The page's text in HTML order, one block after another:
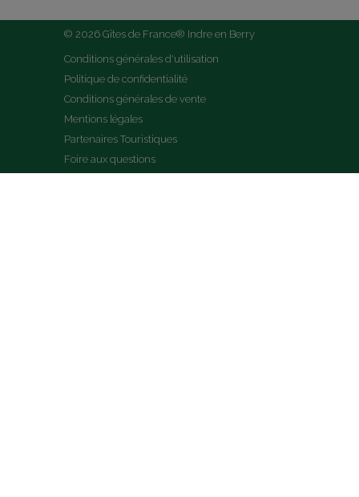
© 2026 Gîtes de France® Indre en Berry
Conditions générales d'utilisation
Politique de confidentialité
Conditions générales de vente
Mentions légales
Partenaires Touristiques
Foire aux questions